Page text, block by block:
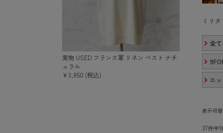
ミリ
全て
ニッ
表示切替
37件中
実物 USED フランス軍 リネン ベスト ナチ
ュラル
￥3,850 (税込)